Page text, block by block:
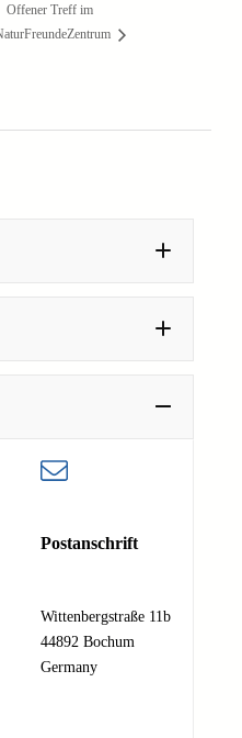
Offener Treff im
Postanschrift
Wittenbergstraße 11b
44892 Bochum
Germany